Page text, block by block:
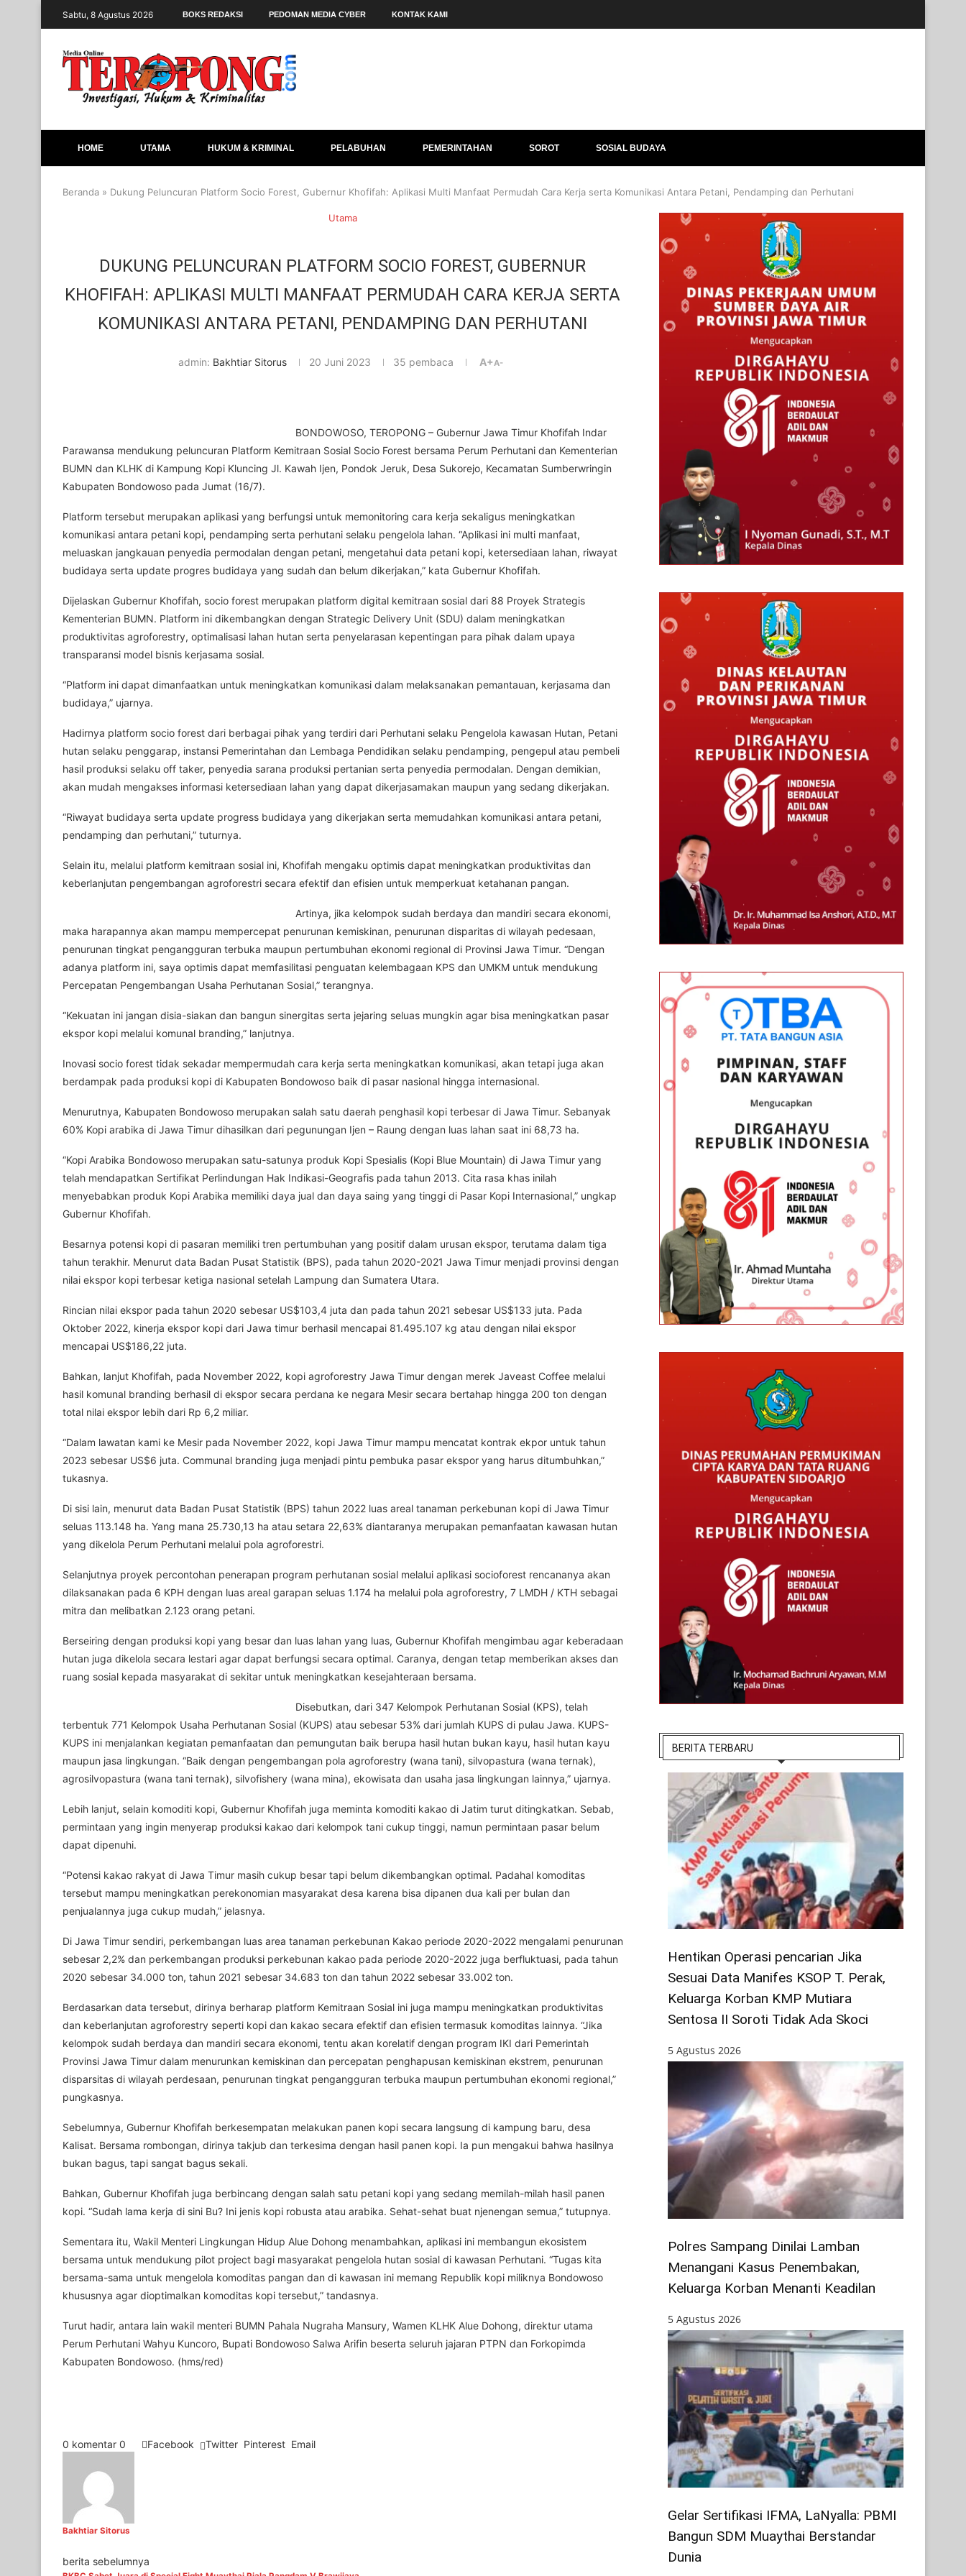
Sabtu, 8 Agustus 2026 BOKS REDAKSI PEDOMAN MEDIA CYBER KONTAK KAMI
HOME UTAMA HUKUM & KRIMINAL PELABUHAN PEMERINTAHAN SOROT SOSIAL BUDAYA
Beranda » Dukung Peluncuran Platform Socio Forest, Gubernur Khofifah: Aplikasi Multi Manfaat Permudah Cara Kerja serta Komunikasi Antara Petani, Pendamping dan Perhutani
Utama
DUKUNG PELUNCURAN PLATFORM SOCIO FOREST, GUBERNUR
KHOFIFAH: APLIKASI MULTI MANFAAT PERMUDAH CARA KERJA SERTA
KOMUNIKASI ANTARA PETANI, PENDAMPING DAN PERHUTANI
admin: Bakhtiar Sitorus 20 Juni 2023 35 pembaca A+A-
BONDOWOSO, TEROPONG – Gubernur Jawa Timur Khofifah Indar
Parawansa mendukung peluncuran Platform Kemitraan Sosial Socio Forest bersama Perum Perhutani dan Kementerian
BUMN dan KLHK di Kampung Kopi Kluncing Jl. Kawah Ijen, Pondok Jeruk, Desa Sukorejo, Kecamatan Sumberwringin
Kabupaten Bondowoso pada Jumat (16/7).
Platform tersebut merupakan aplikasi yang berfungsi untuk memonitoring cara kerja sekaligus meningkatkan
komunikasi antara petani kopi, pendamping serta perhutani selaku pengelola lahan. “Aplikasi ini multi manfaat,
meluaskan jangkauan penyedia permodalan dengan petani, mengetahui data petani kopi, ketersediaan lahan, riwayat
budidaya serta update progres budidaya yang sudah dan belum dikerjakan,” kata Gubernur Khofifah.
Dijelaskan Gubernur Khofifah, socio forest merupakan platform digital kemitraan sosial dari 88 Proyek Strategis
Kementerian BUMN. Platform ini dikembangkan dengan Strategic Delivery Unit (SDU) dalam meningkatkan
produktivitas agroforestry, optimalisasi lahan hutan serta penyelarasan kepentingan para pihak dalam upaya
transparansi model bisnis kerjasama sosial.
“Platform ini dapat dimanfaatkan untuk meningkatkan komunikasi dalam melaksanakan pemantauan, kerjasama dan
budidaya,” ujarnya.
Hadirnya platform socio forest dari berbagai pihak yang terdiri dari Perhutani selaku Pengelola kawasan Hutan, Petani
hutan selaku penggarap, instansi Pemerintahan dan Lembaga Pendidikan selaku pendamping, pengepul atau pembeli
hasil produksi selaku off taker, penyedia sarana produksi pertanian serta penyedia permodalan. Dengan demikian,
akan mudah mengakses informasi ketersediaan lahan yang dapat dikerjasamakan maupun yang sedang dikerjakan.
“Riwayat budidaya serta update progress budidaya yang dikerjakan serta memudahkan komunikasi antara petani,
pendamping dan perhutani,” tuturnya.
Selain itu, melalui platform kemitraan sosial ini, Khofifah mengaku optimis dapat meningkatkan produktivitas dan
keberlanjutan pengembangan agroforestri secara efektif dan efisien untuk memperkuat ketahanan pangan.
Artinya, jika kelompok sudah berdaya dan mandiri secara ekonomi,
maka harapannya akan mampu mempercepat penurunan kemiskinan, penurunan disparitas di wilayah pedesaan,
penurunan tingkat pengangguran terbuka maupun pertumbuhan ekonomi regional di Provinsi Jawa Timur. “Dengan
adanya platform ini, saya optimis dapat memfasilitasi penguatan kelembagaan KPS dan UMKM untuk mendukung
Percepatan Pengembangan Usaha Perhutanan Sosial,” terangnya.
“Kekuatan ini jangan disia-siakan dan bangun sinergitas serta jejaring seluas mungkin agar bisa meningkatkan pasar
ekspor kopi melalui komunal branding,” lanjutnya.
Inovasi socio forest tidak sekadar mempermudah cara kerja serta meningkatkan komunikasi, akan tetapi juga akan
berdampak pada produksi kopi di Kabupaten Bondowoso baik di pasar nasional hingga internasional.
Menurutnya, Kabupaten Bondowoso merupakan salah satu daerah penghasil kopi terbesar di Jawa Timur. Sebanyak
60% Kopi arabika di Jawa Timur dihasilkan dari pegunungan Ijen – Raung dengan luas lahan saat ini 68,73 ha.
“Kopi Arabika Bondowoso merupakan satu-satunya produk Kopi Spesialis (Kopi Blue Mountain) di Jawa Timur yang
telah mendapatkan Sertifikat Perlindungan Hak Indikasi-Geografis pada tahun 2013. Cita rasa khas inilah
menyebabkan produk Kopi Arabika memiliki daya jual dan daya saing yang tinggi di Pasar Kopi Internasional,” ungkap
Gubernur Khofifah.
Besarnya potensi kopi di pasaran memiliki tren pertumbuhan yang positif dalam urusan ekspor, terutama dalam tiga
tahun terakhir. Menurut data Badan Pusat Statistik (BPS), pada tahun 2020-2021 Jawa Timur menjadi provinsi dengan
nilai ekspor kopi terbesar ketiga nasional setelah Lampung dan Sumatera Utara.
Rincian nilai ekspor pada tahun 2020 sebesar US$103,4 juta dan pada tahun 2021 sebesar US$133 juta. Pada
Oktober 2022, kinerja ekspor kopi dari Jawa timur berhasil mencapai 81.495.107 kg atau dengan nilai ekspor
mencapai US$186,22 juta.
Bahkan, lanjut Khofifah, pada November 2022, kopi agroforestry Jawa Timur dengan merek Javeast Coffee melalui
hasil komunal branding berhasil di ekspor secara perdana ke negara Mesir secara bertahap hingga 200 ton dengan
total nilai ekspor lebih dari Rp 6,2 miliar.
“Dalam lawatan kami ke Mesir pada November 2022, kopi Jawa Timur mampu mencatat kontrak ekpor untuk tahun
2023 sebesar US$6 juta. Communal branding juga menjadi pintu pembuka pasar ekspor yang harus ditumbuhkan,”
tukasnya.
Di sisi lain, menurut data Badan Pusat Statistik (BPS) tahun 2022 luas areal tanaman perkebunan kopi di Jawa Timur
seluas 113.148 ha. Yang mana 25.730,13 ha atau setara 22,63% diantaranya merupakan pemanfaatan kawasan hutan
yang dikelola Perum Perhutani melalui pola agroforestri.
Selanjutnya proyek percontohan penerapan program perhutanan sosial melalui aplikasi socioforest rencananya akan
dilaksanakan pada 6 KPH dengan luas areal garapan seluas 1.174 ha melalui pola agroforestry, 7 LMDH / KTH sebagai
mitra dan melibatkan 2.123 orang petani.
Berseiring dengan produksi kopi yang besar dan luas lahan yang luas, Gubernur Khofifah mengimbau agar keberadaan
hutan juga dikelola secara lestari agar dapat berfungsi secara optimal. Caranya, dengan tetap memberikan akses dan
ruang sosial kepada masyarakat di sekitar untuk meningkatkan kesejahteraan bersama.
Disebutkan, dari 347 Kelompok Perhutanan Sosial (KPS), telah
terbentuk 771 Kelompok Usaha Perhutanan Sosial (KUPS) atau sebesar 53% dari jumlah KUPS di pulau Jawa. KUPS-
KUPS ini menjalankan kegiatan pemanfaatan dan pemungutan baik berupa hasil hutan bukan kayu, hasil hutan kayu
maupun jasa lingkungan. “Baik dengan pengembangan pola agroforestry (wana tani), silvopastura (wana ternak),
agrosilvopastura (wana tani ternak), silvofishery (wana mina), ekowisata dan usaha jasa lingkungan lainnya,” ujarnya.
Lebih lanjut, selain komoditi kopi, Gubernur Khofifah juga meminta komoditi kakao di Jatim turut ditingkatkan. Sebab,
permintaan yang ingin menyerap produksi kakao dari kelompok tani cukup tinggi, namun permintaan pasar belum
dapat dipenuhi.
“Potensi kakao rakyat di Jawa Timur masih cukup besar tapi belum dikembangkan optimal. Padahal komoditas
tersebut mampu meningkatkan perekonomian masyarakat desa karena bisa dipanen dua kali per bulan dan
penjualannya juga cukup mudah,” jelasnya.
Di Jawa Timur sendiri, perkembangan luas area tanaman perkebunan Kakao periode 2020-2022 mengalami penurunan
sebesar 2,2% dan perkembangan produksi perkebunan kakao pada periode 2020-2022 juga berfluktuasi, pada tahun
2020 sebesar 34.000 ton, tahun 2021 sebesar 34.683 ton dan tahun 2022 sebesar 33.002 ton.
Berdasarkan data tersebut, dirinya berharap platform Kemitraan Sosial ini juga mampu meningkatkan produktivitas
dan keberlanjutan agroforestry seperti kopi dan kakao secara efektif dan efisien termasuk komoditas lainnya. “Jika
kelompok sudah berdaya dan mandiri secara ekonomi, tentu akan korelatif dengan program IKI dari Pemerintah
Provinsi Jawa Timur dalam menurunkan kemiskinan dan percepatan penghapusan kemiskinan ekstrem, penurunan
disparsitas di wilayah perdesaan, penurunan tingkat pengangguran terbuka maupun pertumbuhan ekonomi regional,”
pungkasnya.
Sebelumnya, Gubernur Khofifah berkesempatan melakukan panen kopi secara langsung di kampung baru, desa
Kalisat. Bersama rombongan, dirinya takjub dan terkesima dengan hasil panen kopi. Ia pun mengakui bahwa hasilnya
bukan bagus, tapi sangat bagus sekali.
Bahkan, Gubernur Khofifah juga berbincang dengan salah satu petani kopi yang sedang memilah-milah hasil panen
kopi. “Sudah lama kerja di sini Bu? Ini jenis kopi robusta atau arabika. Sehat-sehat buat njenengan semua,” tutupnya.
Sementara itu, Wakil Menteri Lingkungan Hidup Alue Dohong menambahkan, aplikasi ini membangun ekosistem
bersama untuk mendukung pilot project bagi masyarakat pengelola hutan sosial di kawasan Perhutani. “Tugas kita
bersama-sama untuk mengelola komoditas pangan dan di kawasan ini memang Republik kopi miliknya Bondowoso
khususnya agar dioptimalkan komoditas kopi tersebut,” tandasnya.
Turut hadir, antara lain wakil menteri BUMN Pahala Nugraha Mansury, Wamen KLHK Alue Dohong, direktur utama
Perum Perhutani Wahyu Kuncoro, Bupati Bondowoso Salwa Arifin beserta seluruh jajaran PTPN dan Forkopimda
Kabupaten Bondowoso. (hms/red)
0 komentar 0 Facebook Twitter Pinterest Email
Bakhtiar Sitorus
berita sebelumnya
BERITA TERBARU
Hentikan Operasi pencarian Jika
Sesuai Data Manifes KSOP T. Perak,
Keluarga Korban KMP Mutiara
Sentosa II Soroti Tidak Ada Skoci
5 Agustus 2026
Polres Sampang Dinilai Lamban
Menangani Kasus Penembakan,
Keluarga Korban Menanti Keadilan
5 Agustus 2026
Gelar Sertifikasi IFMA, LaNyalla: PBMI
Bangun SDM Muaythai Berstandar
Dunia